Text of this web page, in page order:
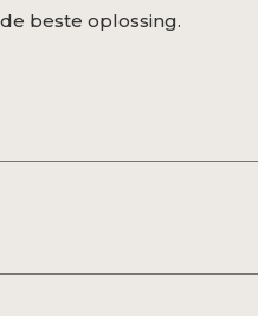
beste oplossing.